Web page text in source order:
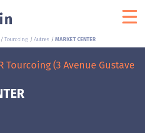
Tourcoing Autres MARKET CENTER
Tourcoing (3 Avenue Gustave